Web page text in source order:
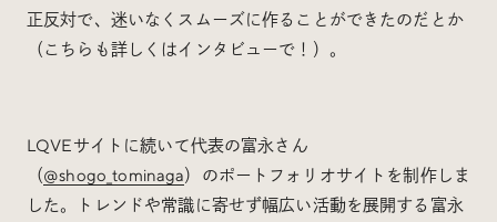
正反対で、迷いなくスムーズに作ることができたのだとか
（こちらも詳しくはインタビューで！）。
LQVEサイトに続いて代表の富永さん
（@shogo_tominaga）のポートフォリオサイトを制作しま
した。トレンドや常識に寄せず幅広い活動を展開する富永